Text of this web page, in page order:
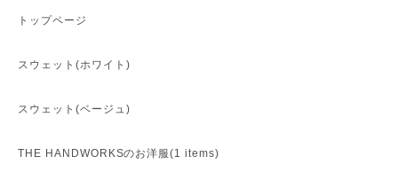
トップページ
スウェット(ホワイト)
スウェット(ベージュ)
THE HANDWORKSのお洋服(1 items)